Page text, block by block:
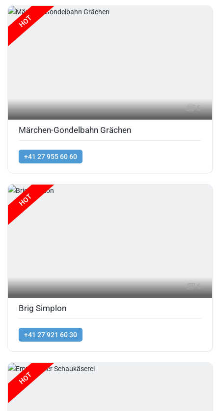
HOT
5
Märchen-Gondelbahn Grächen
+41 27 955 60 60
HOT
6
Brig Simplon
+41 27 921 60 30
HOT